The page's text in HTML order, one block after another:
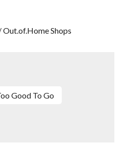
Shops
Too Good To Go